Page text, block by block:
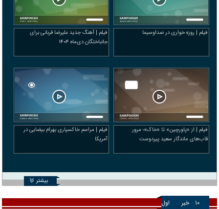
فیلم | روزه خواری در صداوسیما
فیلم | آهنگ جدید علیرضا قربانی برای
جانباختگان دی‌ماه ۱۴۰۴
فیلم | از «پاورچین» تا «خاک»؛ مرور
قاب‌های ماندگار سعید پیردوست
فیلم | مراسم خاکسپاری بهرام بیضایی در
آمریکا
بیشتر
۱۰ خبر اول